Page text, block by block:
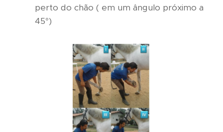
perto do chão ( em um ângulo próximo a
45°)